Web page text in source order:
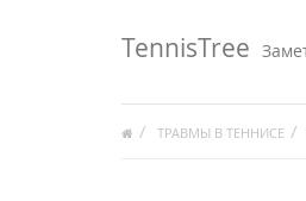
TennisTree
ТРАВМЫ В ТЕННИСЕ